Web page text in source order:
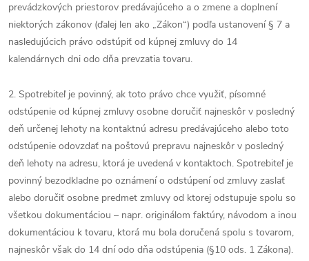
prevádzkových priestorov predávajúceho a o zmene a doplnení
niektorých zákonov (ďalej len ako „Zákon“) podľa ustanovení § 7 a
nasledujúcich právo odstúpiť od kúpnej zmluvy do 14
kalendárnych dni odo dňa prevzatia tovaru.
2. Spotrebiteľ je povinný, ak toto právo chce využiť, písomné
odstúpenie od kúpnej zmluvy osobne doručiť najneskôr v posledný
deň určenej lehoty na kontaktnú adresu predávajúceho alebo toto
odstúpenie odovzdať na poštovú prepravu najneskôr v posledný
deň lehoty na adresu, ktorá je uvedená v kontaktoch. Spotrebiteľ je
povinný bezodkladne po oznámení o odstúpení od zmluvy zaslať
alebo doručiť osobne predmet zmluvy od ktorej odstupuje spolu so
všetkou dokumentáciou – napr. originálom faktúry, návodom a inou
dokumentáciou k tovaru, ktorá mu bola doručená spolu s tovarom,
najneskôr však do 14 dní odo dňa odstúpenia (§10 ods. 1 Zákona).